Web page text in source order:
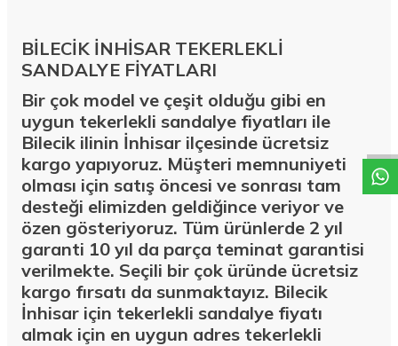
BİLECİK İNHİSAR TEKERLEKLİ
SANDALYE FİYATLARI
Bir çok model ve çeşit olduğu gibi en
uygun tekerlekli sandalye fiyatları ile
Bilecik ilinin İnhisar ilçesinde ücretsiz
kargo yapıyoruz. Müşteri memnuniyeti
olması için satış öncesi ve sonrası tam
desteği elimizden geldiğince veriyor ve
özen gösteriyoruz. Tüm ürünlerde 2 yıl
garanti 10 yıl da parça teminat garantisi
verilmekte. Seçili bir çok üründe ücretsiz
kargo fırsatı da sunmaktayız. Bilecik
İnhisar için tekerlekli sandalye fiyatı
almak için en uygun adres tekerlekli